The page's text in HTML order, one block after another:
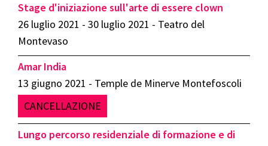
Stage d'iniziazione sull'arte di essere clown
26 luglio 2021 - 30 luglio 2021 - Teatro del
Montevaso
Amar India
13 giugno 2021 - Temple de Minerve Montefoscoli
CANCELLAZIONE
Lungo percorso residenziale di formazione e di